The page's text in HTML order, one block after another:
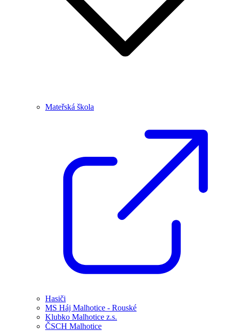
Mateřská škola
Hasiči
MS Háj Malhotice - Rouské
Klubko Malhotice z.s.
ČSCH Malhotice